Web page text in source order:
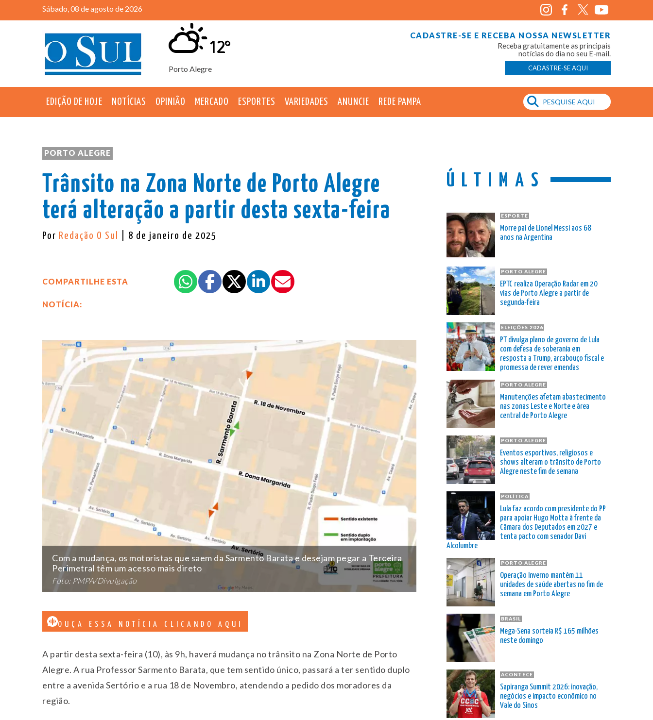
Sábado, 08 de agosto de 2026
Porto Alegre
12°
CADASTRE-SE E RECEBA NOSSA NEWSLETTER
Receba gratuitamente as principais
notícias do dia no seu E-mail.
CADASTRE-SE AQUI
EDIÇÃO DE HOJE NOTÍCIAS OPINIÃO MERCADO ESPORTES VARIEDADES ANUNCIE REDE PAMPA
PORTO ALEGRE
Trânsito na Zona Norte de Porto Alegre
terá alteração a partir desta sexta-feira
Por Redação O Sul | 8 de janeiro de 2025
COMPARTILHE ESTA
NOTÍCIA:
Com a mudança, os motoristas que saem da Sarmento Barata e desejam pegar a Terceira
Perimetral têm um acesso mais direto
Foto: PMPA/Divulgação
OUÇA ESSA NOTÍCIA CLICANDO AQUI
A partir desta sexta-feira (10), às 9h, haverá mudança no trânsito na Zona Norte de Porto
Alegre. A rua Professor Sarmento Barata, que tem sentido único, passará a ter sentido duplo
entre a avenida Sertório e a rua 18 de Novembro, atendendo a pedido dos moradores da
região.
ÚLTIMAS
ESPORTE
Morre pai de Lionel Messi aos 68
anos na Argentina
PORTO ALEGRE
EPTC realiza Operação Radar em 20
vias de Porto Alegre a partir de
segunda-feira
ELEIÇÕES 2026
PT divulga plano de governo de Lula
com defesa de soberania em
resposta a Trump, arcabouço fiscal e
promessa de rever emendas
PORTO ALEGRE
Manutenções afetam abastecimento
nas zonas Leste e Norte e área
central de Porto Alegre
PORTO ALEGRE
Eventos esportivos, religiosos e
shows alteram o trânsito de Porto
Alegre neste fim de semana
POLÍTICA
Lula faz acordo com presidente do PP
para apoiar Hugo Motta à frente da
Câmara dos Deputados em 2027 e
tenta pacto com senador Davi
Alcolumbre
PORTO ALEGRE
Operação Inverno mantém 11
unidades de saúde abertas no fim de
semana em Porto Alegre
BRASIL
Mega-Sena sorteia R$ 165 milhões
neste domingo
ACONTECE
Sapiranga Summit 2026: inovação,
negócios e impacto econômico no
Vale do Sinos